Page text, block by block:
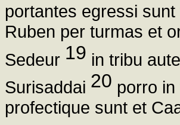
portantes egressi
Ruben per turmas et
Sedeur 19 in tribu
Surisaddai 20 porro
profectique sunt et